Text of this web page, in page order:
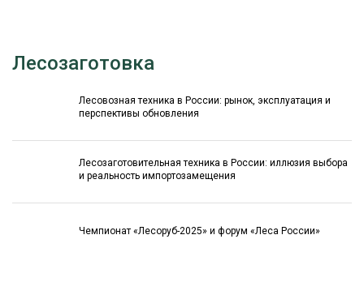
Лесозаготовка
Лесовозная техника в России: рынок, эксплуатация и
перспективы обновления
Лесозаготовительная техника в России: иллюзия выбора
и реальность импортозамещения
Чемпионат «Лесоруб-2025» и форум «Леса России»